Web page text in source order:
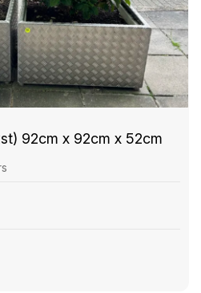
92cm x 92cm x 52cm